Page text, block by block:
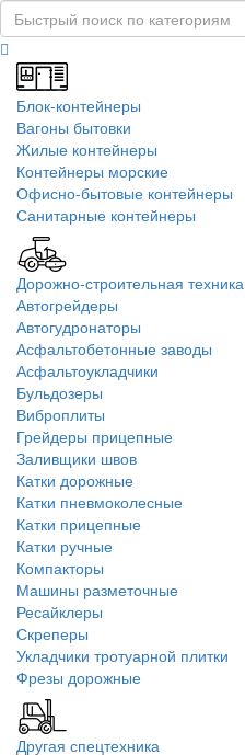
Блок-контейнеры
Вагоны бытовки
Жилые контейнеры
Контейнеры морские
Офисно-бытовые контейнеры
Санитарные контейнеры
Дорожно-строительная техника
Автогрейдеры
Автогудронаторы
Асфальтобетонные заводы
Асфальтоукладчики
Бульдозеры
Виброплиты
Грейдеры прицепные
Заливщики швов
Катки дорожные
Катки пневмоколесные
Катки прицепные
Катки ручные
Компакторы
Машины разметочные
Ресайклеры
Скреперы
Укладчики тротуарной плитки
Фрезы дорожные
Другая спецтехника